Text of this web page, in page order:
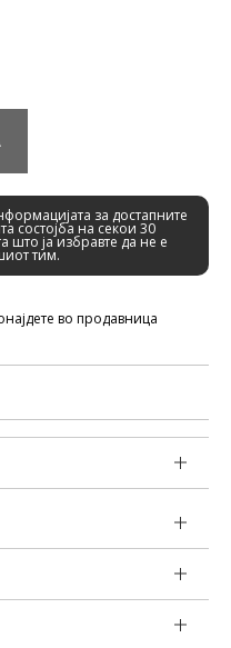
за достапните
состојба на секои 30
ја избравте да не е
тим.
во продавница